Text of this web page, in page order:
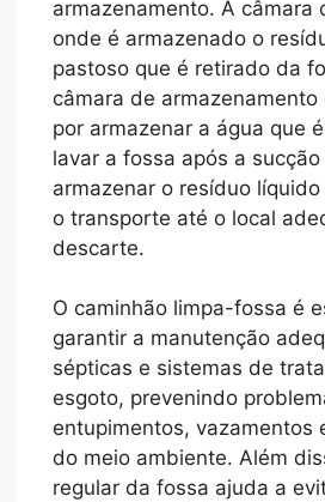
armazenamento. A câmara
onde é armazenado o
pastoso que é retirado da
câmara de armazenamento
por armazenar a água que
lavar a fossa após a
armazenar o resíduo
o transporte até o local
descarte.
O caminhão limpa-fossa é
garantir a manutenção
sépticas e sistemas de
esgoto, prevenindo
entupimentos, vazamentos
do meio ambiente. Além
regular da fossa ajuda a